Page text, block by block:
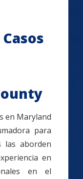
en Maryland
para
las aborden
en
en el